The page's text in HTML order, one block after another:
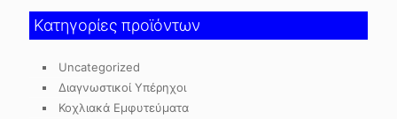
Κατηγορίες προϊόντων
Uncategorized
Διαγνωστικοί Υπέρηχοι
Κοχλιακά Εμφυτεύματα